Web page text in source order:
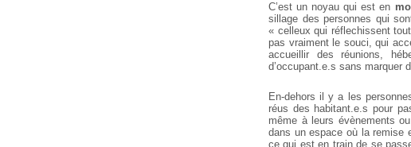
C’est un noyau qui est en
sillage des personnes qui
« celleux qui réflechissent
pas vraiment le souci, qui
accueillir des réunions,
d’occupant.e.s sans marquer
En-dehors il y a les
réus des habitant.e.s pour
même à leurs évènements
dans un espace où la remise
ce qui est en train de se